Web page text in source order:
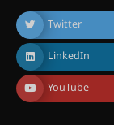
Twitter
LinkedIn
YouTube